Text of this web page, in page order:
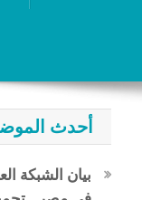
أحدث
بيان الشبكة